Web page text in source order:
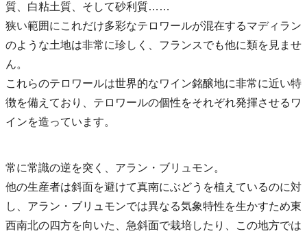
質、白粘土質、そして砂利質……
狭い範囲にこれだけ多彩なテロワールが混在するマディラン
のような土地は非常に珍しく、フランスでも他に類を見ませ
ん。
これらのテロワールは世界的なワイン銘醸地に非常に近い特
徴を備えており、テロワールの個性をそれぞれ発揮させるワ
インを造っています。
常に常識の逆を突く、アラン・ブリュモン。
他の生産者は斜面を避けて真南にぶどうを植えているのに対
し、アラン・ブリュモンでは異なる気象特性を生かすため東
西南北の四方を向いた、急斜面で栽培したり、この地方では